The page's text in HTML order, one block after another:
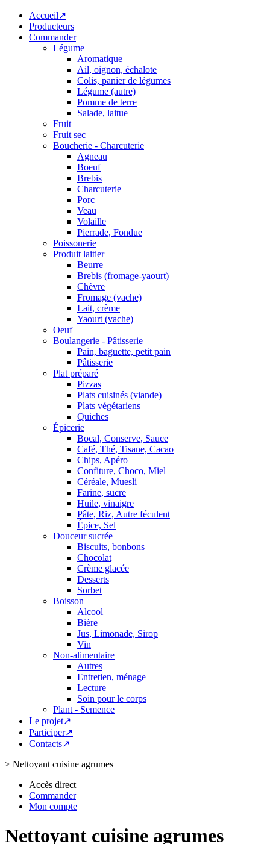
Accueil↗
Producteurs
Commander
Légume
Aromatique
Ail, oignon, échalote
Colis, panier de légumes
Légume (autre)
Pomme de terre
Salade, laitue
Fruit
Fruit sec
Boucherie - Charcuterie
Agneau
Boeuf
Brebis
Charcuterie
Porc
Veau
Volaille
Pierrade, Fondue
Poissonerie
Produit laitier
Beurre
Brebis (fromage-yaourt)
Chèvre
Fromage (vache)
Lait, crème
Yaourt (vache)
Oeuf
Boulangerie - Pâtisserie
Pain, baguette, petit pain
Pâtisserie
Plat préparé
Pizzas
Plats cuisinés (viande)
Plats végétariens
Quiches
Épicerie
Bocal, Conserve, Sauce
Café, Thé, Tisane, Cacao
Chips, Apéro
Confiture, Choco, Miel
Céréale, Muesli
Farine, sucre
Huile, vinaigre
Pâte, Riz, Autre féculent
Épice, Sel
Douceur sucrée
Biscuits, bonbons
Chocolat
Crème glacée
Desserts
Sorbet
Boisson
Alcool
Bière
Jus, Limonade, Sirop
Vin
Non-alimentaire
Autres
Entretien, ménage
Lecture
Soin pour le corps
Plant - Semence
Le projet↗
Participer↗
Contacts↗
> Nettoyant cuisine agrumes
Accès direct
Commander
Mon compte
Nettoyant cuisine agrumes